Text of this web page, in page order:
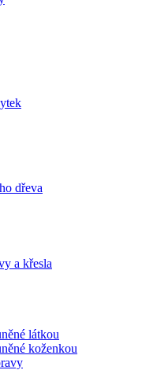
dřeva
a křesla
látkou
koženkou